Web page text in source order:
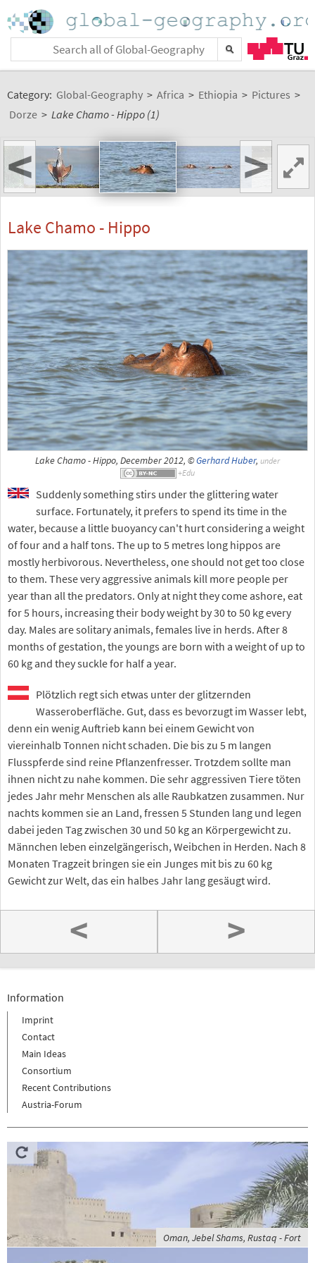
Category: Global-Geography > Africa > Ethiopia > Pictures >
Dorze > Lake Chamo - Hippo (1)
< >
Lake Chamo - Hippo
Lake Chamo - Hippo, December 2012, ©Gerhard Huber, under
Suddenly something stirs under the glittering water
surface. Fortunately, it prefers to spend its time in the
water, because a little buoyancy can't hurt considering a weight
of four and a half tons. The up to 5 metres long hippos are
mostly herbivorous. Nevertheless, one should not get too close
to them. These very aggressive animals kill more people per
year than all the predators. Only at night they come ashore, eat
for 5 hours, increasing their body weight by 30 to 50 kg every
day. Males are solitary animals, females live in herds. After 8
months of gestation, the youngs are born with a weight of up to
60 kg and they suckle for half a year.
Plötzlich regt sich etwas unter der glitzernden
Wasseroberfläche. Gut, dass es bevorzugt im Wasser lebt,
denn ein wenig Auftrieb kann bei einem Gewicht von
viereinhalb Tonnen nicht schaden. Die bis zu 5 m langen
Flusspferde sind reine Pflanzenfresser. Trotzdem sollte man
ihnen nicht zu nahe kommen. Die sehr aggressiven Tiere töten
jedes Jahr mehr Menschen als alle Raubkatzen zusammen. Nur
nachts kommen sie an Land, fressen 5 Stunden lang und legen
dabei jeden Tag zwischen 30 und 50 kg an Körpergewicht zu.
Männchen leben einzelgängerisch, Weibchen in Herden. Nach 8
Monaten Tragzeit bringen sie ein Junges mit bis zu 60 kg
Gewicht zur Welt, das ein halbes Jahr lang gesäugt wird.
< >
Information
Imprint
Contact
Main Ideas
Consortium
Recent Contributions
Austria-Forum
Oman, Jebel Shams, Rustaq - Fort